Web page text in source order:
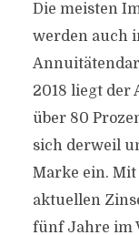
Die meisten
werden auch
2018 liegt der
über 80
sich derweil
Marke ein. Mit
aktuellen
fünf Jahre im